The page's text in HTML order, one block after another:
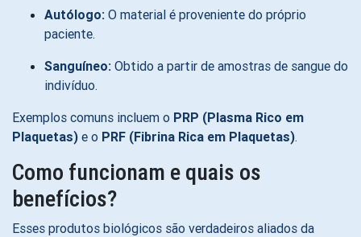
Autólogo: O material é proveniente do próprio
paciente.
Sanguíneo: Obtido a partir de amostras de sangue do
indivíduo.
Exemplos comuns incluem o PRP (Plasma Rico em
Plaquetas) e o PRF (Fibrina Rica em Plaquetas).
Como funcionam e quais os
benefícios?
Esses produtos biológicos são verdadeiros aliados da